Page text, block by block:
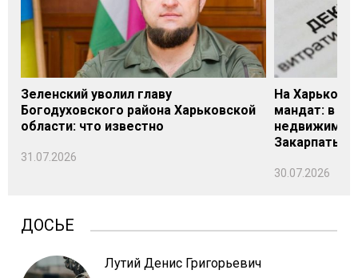
Зеленский уволил главу
Богодуховского района Харьковской
области: что известно
31.07.2026
На
мандат: в
Закарпатье
30.07.2026
ДОСЬЕ
Лутий Денис Григорьевич